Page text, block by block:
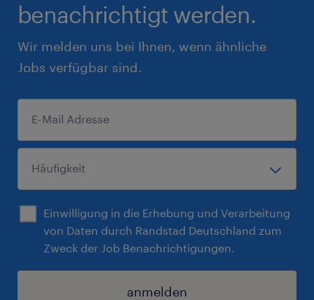
benachrichtigt werden.
Wir melden uns bei Ihnen, wenn ähnliche
Jobs verfügbar sind.
Einwilligung in die Erhebung und Verarbeitung
von Daten durch Randstad Deutschland zum
Zweck der Job Benachrichtigungen.
anmelden